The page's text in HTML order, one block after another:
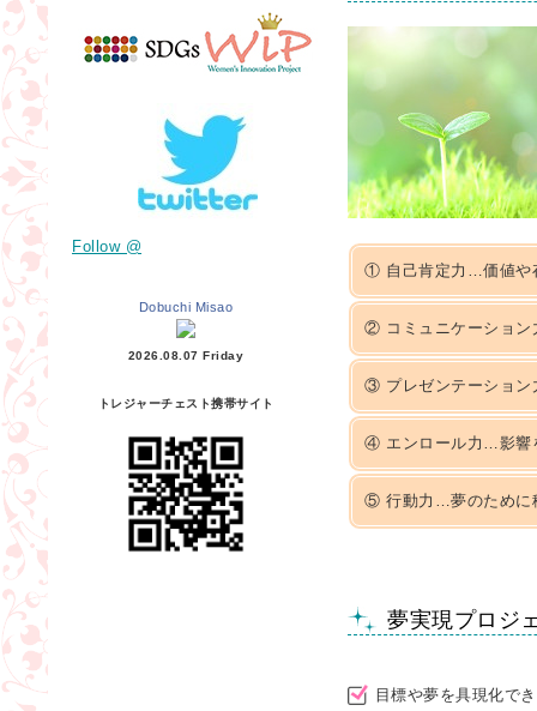
① 自己肯定力…価値や
② コミュニケーション
③ プレゼンテーション
④ エンロール力…影響
⑤ 行動力…夢のために
夢実現プロジ
目標や夢を具現化で
Follow @
Dobuchi Misao
2026.08.07 Friday
トレジャーチェスト携帯サイト